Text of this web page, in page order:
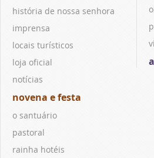
história de nossa senhora
imprensa
locais turísticos
loja oficial
notícias
novena e festa
o santuário
pastoral
rainha hotéis